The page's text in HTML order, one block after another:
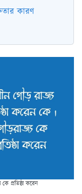
কারণ
প্রতিষ্ঠা করেন